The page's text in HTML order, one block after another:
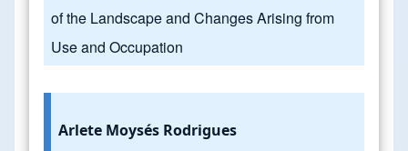
of the Landscape and Changes Arising from
Use and Occupation
Arlete Moysés Rodrigues